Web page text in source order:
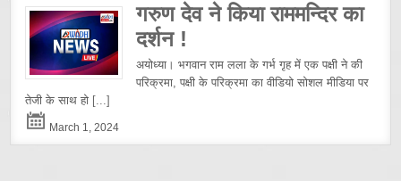
गरुण देव ने किया राममन्दिर का
दर्शन !
अयोध्या। भगवान राम लला के गर्भ गृह में एक पक्षी ने की
परिक्रमा, पक्षी के परिक्रमा का वीडियो सोशल मीडिया पर
तेजी के साथ हो [...]
March 1, 2024